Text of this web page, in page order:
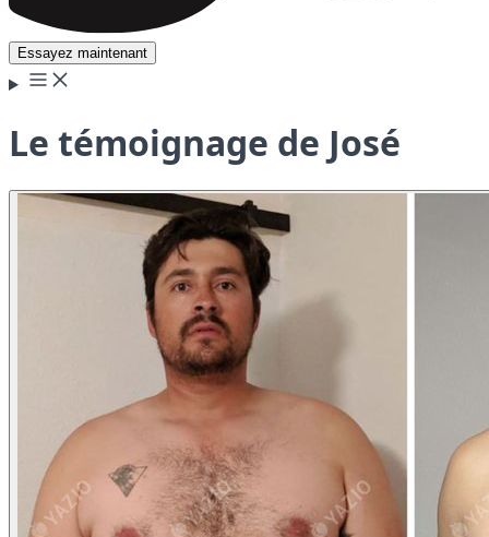
Essayez maintenant
Le témoignage de José